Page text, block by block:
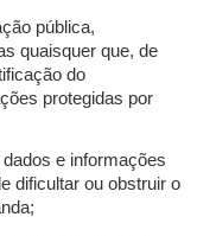
pública,
quaisquer que, de
do
protegidas por
e informações
dificultar ou obstruir o